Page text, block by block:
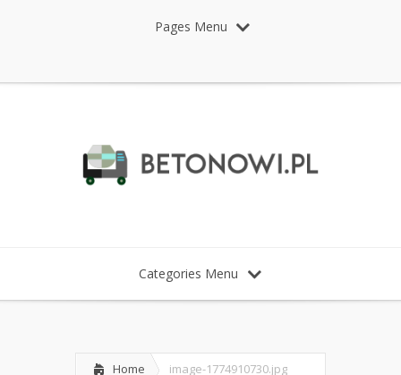
Pages Menu
Categories Menu
Home image-1774910730.jpg